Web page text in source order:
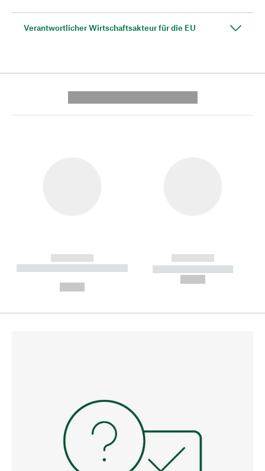
Verantwortlicher Wirtschaftsakteur für die EU
------------
----------- ----------- --------
------------
----------- -----------